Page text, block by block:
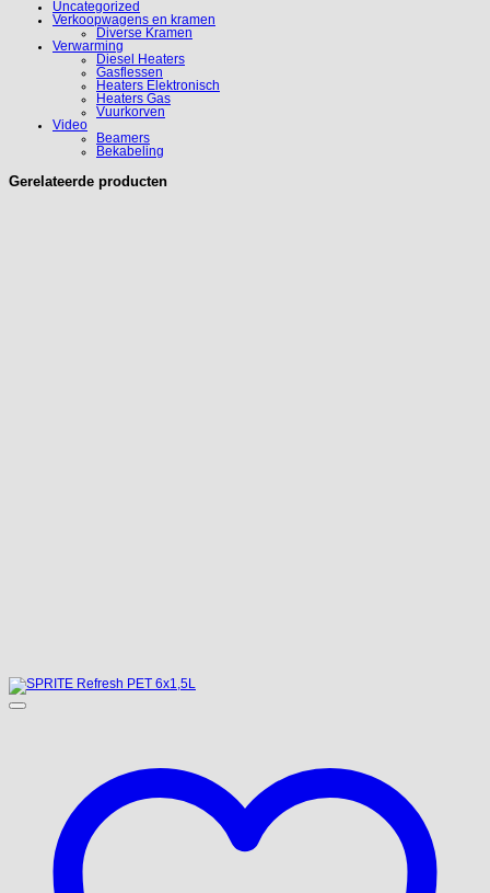
Uncategorized
Verkoopwagens en kramen
Diverse Kramen
Verwarming
Diesel Heaters
Gasflessen
Heaters Elektronisch
Heaters Gas
Vuurkorven
Video
Beamers
Bekabeling
Gerelateerde producten